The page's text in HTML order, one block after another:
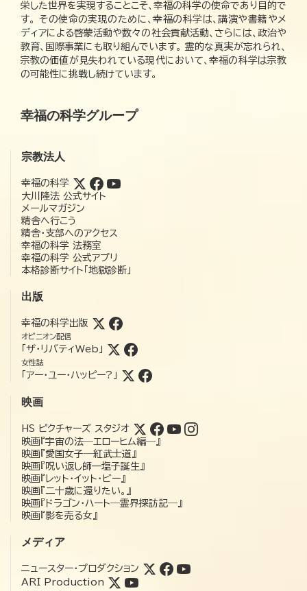
栄した世界を実現することこそ、幸福の科学の使命であり目的で
す。 その使命の実現のために、幸福の科学は、講演や書籍やメ
ディアによる啓蒙活動や数々の社会貢献活動、さらには、政治や
教育、国際事業にも取り組んでいます。 霊的な真実が忘れられ、
宗教の価値が見失われている現代において、幸福の科学は宗教
の可能性に挑戦し続けています。
幸福の科学グループ
宗教法人
幸福の科学
大川隆法 公式サイト
メールマガジン
精舎へ行こう
精舎・支部へのアクセス
幸福の科学 法務室
幸福の科学 公式アプリ
本格診断サイト「地獄診断」
出版
幸福の科学出版
オピニオン配信
「ザ・リバティWeb」
女性誌
「アー・ユー・ハッピー?」
映画
HS ピクチャーズ スタジオ
映画『宇宙の法―エローヒム編―』
映画『愛国女子―紅武士道』
映画『呪い返し師—塩子誕生』
映画『レット・イット・ビー』
映画『二十歳に還りたい。』
映画『ドラゴン・ハート―霊界探訪記―』
映画『影を売る女』
メディア
ニュースター・プロダクション
ARI Production